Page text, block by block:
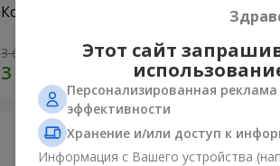
Корзина альстромерий "Акварель"
3 646 грн Заказать
Этот сайт
Персонализированная
эффективности
Хранение и/или доступ к
Информация с Вашего устройства